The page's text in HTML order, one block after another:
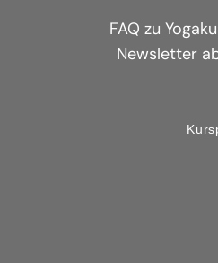
FAQ zu
Newsletter